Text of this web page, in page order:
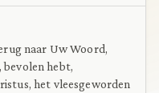
naar Uw Woord,
hebt,
het vleesgeworden